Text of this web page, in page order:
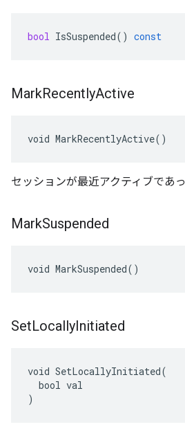
bool IsSuspended() const
MarkRecentlyActive
void MarkRecentlyActive()
セッションが最近アクティブであ
MarkSuspended
void MarkSuspended()
SetLocallyInitiated
void SetLocallyInitiated(
  bool val
)